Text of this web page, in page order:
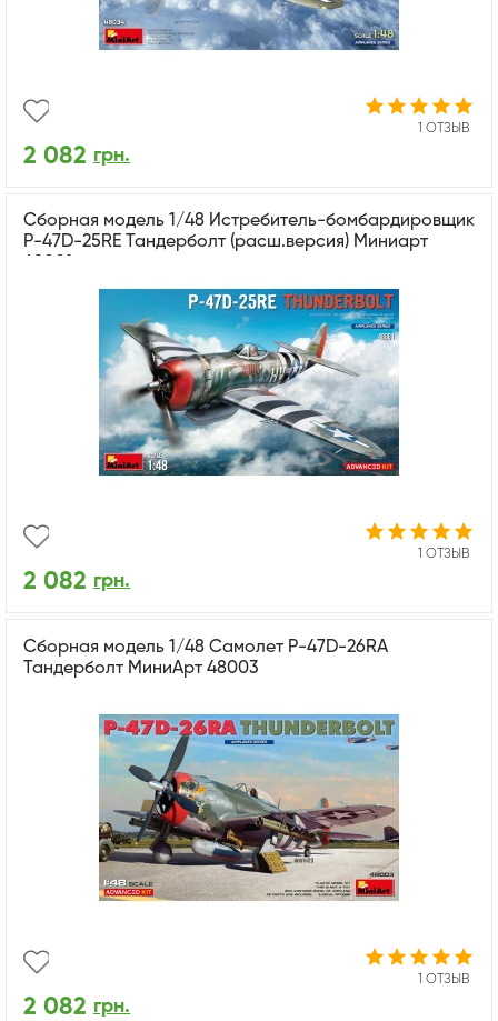
1 ОТЗЫВ
2 082 грн.
Сборная модель 1/48 Истребитель-бомбардировщик
P-47D-25RE Тандерболт (расш.версия) Миниарт
1 ОТЗЫВ
2 082 грн.
Сборная модель 1/48 Самолет P-47D-26RA
Тандерболт МиниАрт 48003
1 ОТЗЫВ
2 082 грн.